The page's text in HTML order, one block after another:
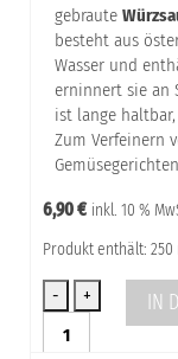
Würzen
aus
Österreich
Menge
gebraute
besteht aus
Wasser und
erninnert sie an
ist lange
Zum Verfeinern
6,90€ inkl. 10 %
Produkt enthält: 250
aus
IN